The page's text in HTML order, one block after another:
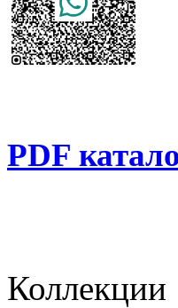
PDF
Коллекции